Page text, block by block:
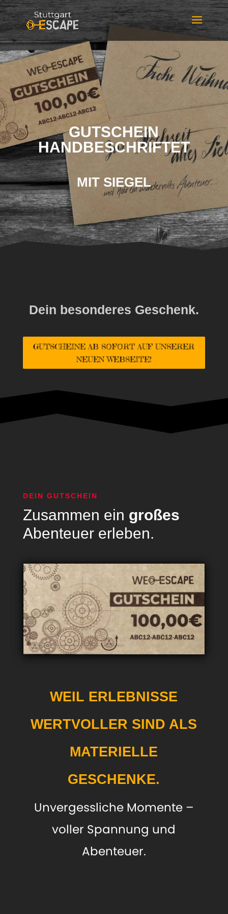
GUTSCHEIN
HANDBESCHRIFTET
MIT SIEGEL
Dein besonderes Geschenk.
GUTSCHEINE AB SOFORT AUF UNSERER
NEUEN WEBSEITE!
DEIN GUTSCHEIN
Zusammen ein großes
Abenteuer erleben.
WEIL ERLEBNISSE
WERTVOLLER SIND ALS
MATERIELLE
GESCHENKE.
Unvergessliche Momente –
voller Spannung und
Abenteuer.